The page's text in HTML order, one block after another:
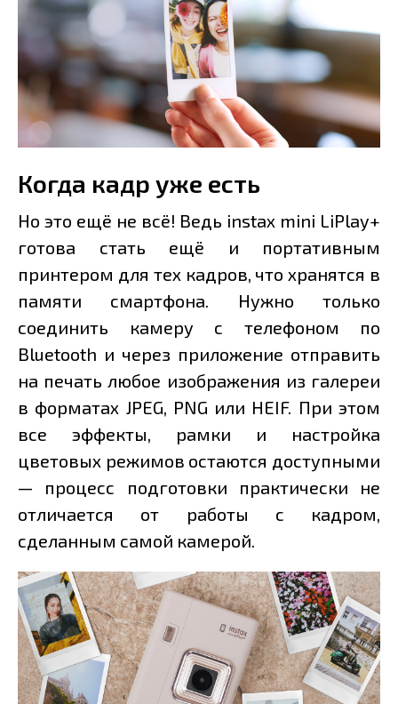
Когда кадр уже есть
Но это ещё не всё! Ведь instax mini LiPlay+
готова стать ещё и портативным
принтером для тех кадров, что хранятся в
памяти смартфона. Нужно только
соединить камеру с телефоном по
Bluetooth и через приложение отправить
на печать любое изображения из галереи
в форматах JPEG, PNG или HEIF. При этом
все эффекты, рамки и настройка
цветовых режимов остаются доступными
— процесс подготовки практически не
отличается от работы с кадром,
сделанным самой камерой.